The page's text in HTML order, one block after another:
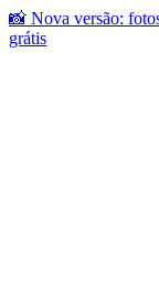
📸 Nova versão:
grátis